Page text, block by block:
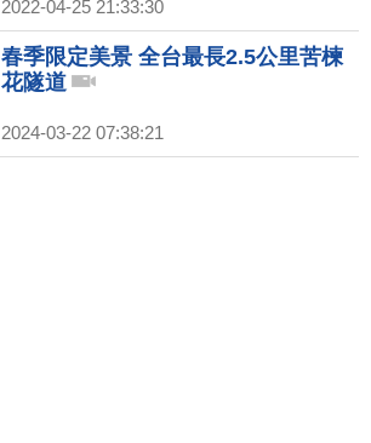
2022-04-25 21:33:30
春季限定美景 全台最長2.5公里苦楝
花隧道
2024-03-22 07:38:21